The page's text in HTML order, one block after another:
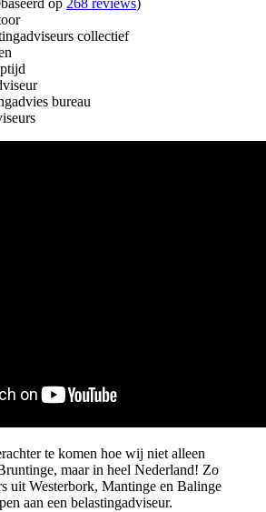
op 268 reviews)
te komen hoe wij niet alleen
maar in heel Nederland! Zo
uit Westerbork, Mantinge en Balinge
aan een belastingadviseur.